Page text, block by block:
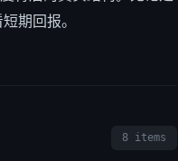
期回报。
8 items